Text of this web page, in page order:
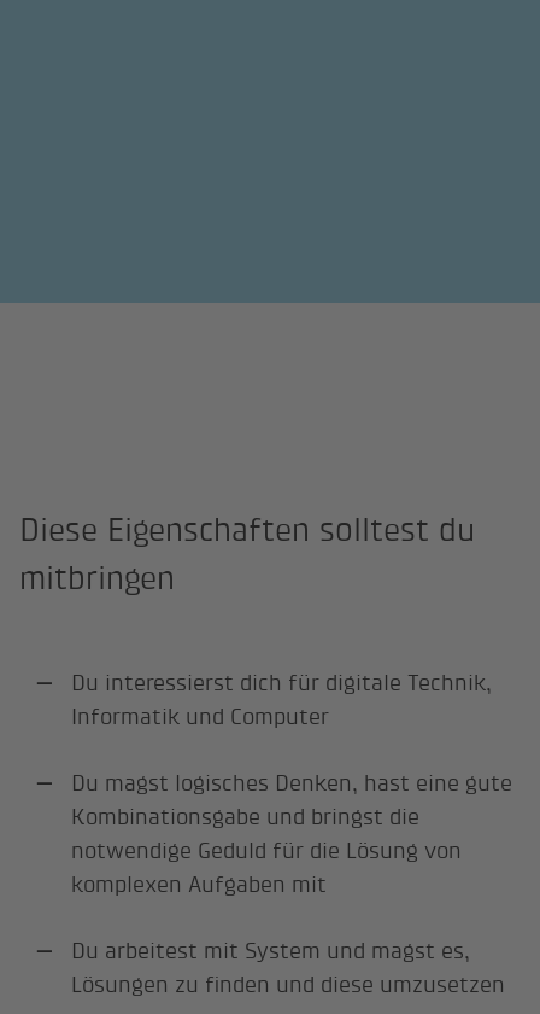
Diese Eigenschaften solltest du
mitbringen
Du interessierst dich für digitale Technik,
Informatik und Computer
Du magst logisches Denken, hast eine gute
Kombinationsgabe und bringst die
notwendige Geduld für die Lösung von
komplexen Aufgaben mit
Du arbeitest mit System und magst es,
Lösungen zu finden und diese umzusetzen